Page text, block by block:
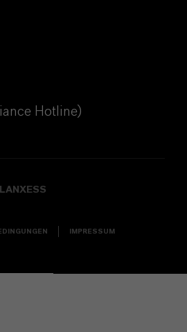
Hotline)
LANXESS
IMPRESSUM